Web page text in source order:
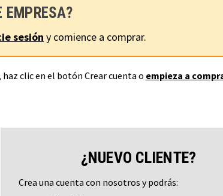
EMPRESA?
sesión y comience a comprar.
clic en el botón Crear cuenta o empieza a
¿NUEVO CLIENTE?
Crea una cuenta con nosotros y podrás: